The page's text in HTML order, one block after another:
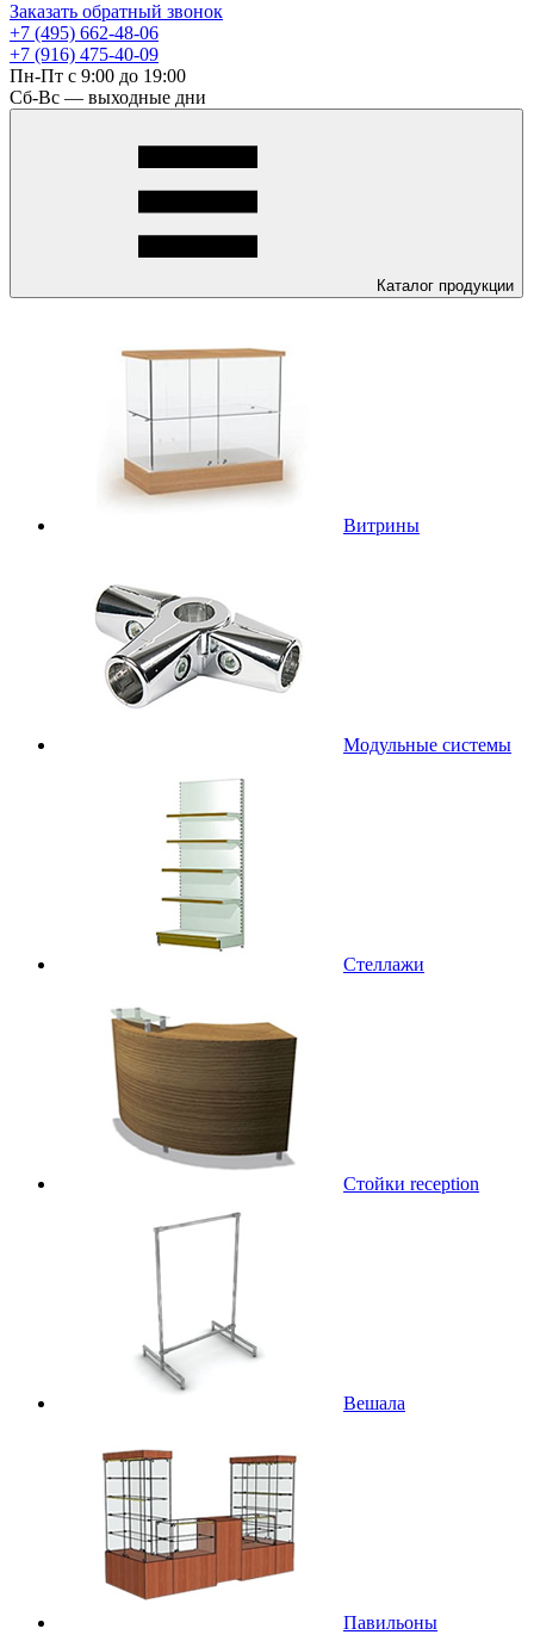
Заказать обратный звонок
+7 (495) 662-48-06
+7 (916) 475-40-09
Пн-Пт с 9:00 до 19:00
Сб-Вс — выходные дни
Каталог продукции
Витрины
Модульные системы
Стеллажи
Стойки reception
Вешала
Павильоны